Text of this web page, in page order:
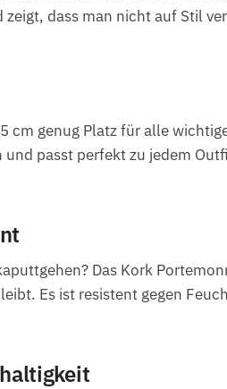
dass man nicht auf Stil
cm genug Platz für alle
und passt perfekt zu jedem
Das Kork
Es ist resistent gegen